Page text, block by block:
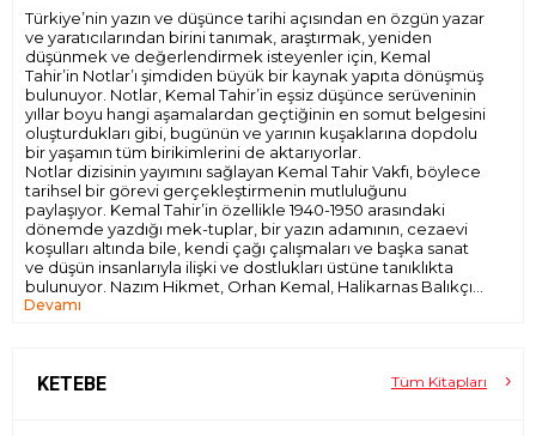
Türkiye’nin yazın ve düşünce tarihi açısından en özgün yazar
ve yaratıcılarından birini tanımak, araştırmak, yeniden
düşünmek ve değerlendirmek isteyenler için, Kemal
Tahir’in Notlar’ı şimdiden büyük bir kaynak yapıta dönüşmüş
bulunuyor. Notlar, Kemal Tahir’in eşsiz düşünce serüveninin
yıllar boyu hangi aşamalardan geçtiğinin en somut belgesini
oluşturdukları gibi, bugünün ve yarının kuşaklarına dopdolu
bir yaşamın tüm birikimlerini de aktarıyorlar.
Notlar dizisinin yayımını sağlayan Kemal Tahir Vakfı, böylece
tarihsel bir görevi gerçekleştirmenin mutluluğunu
paylaşıyor. Kemal Tahir’in özellikle 1940-1950 arasındaki
dönemde yazdığı mek-tuplar, bir yazın adamının, cezaevi
koşulları altında bile, kendi çağı çalışmaları ve başka sanat
ve düşün insanlarıyla ilişki ve dostlukları üstüne tanıklıkta
bulunuyor. Nazım Hikmet, Orhan Kemal, Halikarnas Balıkçısı
gibi Cumhuriyet dönemi yazın dünyasının unutulmaz
sonraki eşi Semiha Tahir’e... Türkiye’yi ömrü boyunca hiç
Devamı
KETEBE Tüm Kitapları